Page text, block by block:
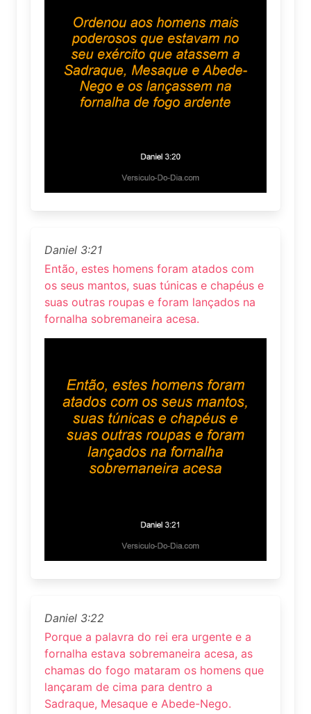
Daniel 3:21
Então, estes homens foram atados com
os seus mantos, suas túnicas e chapéus e
suas outras roupas e foram lançados na
fornalha sobremaneira acesa.
Daniel 3:22
Porque a palavra do rei era urgente e a
fornalha estava sobremaneira acesa, as
chamas do fogo mataram os homens que
lançaram de cima para dentro a
Sadraque, Mesaque e Abede-Nego.